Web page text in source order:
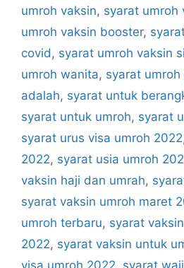
umroh vaksin, syarat umroh
umroh vaksin booster,
covid , syarat umroh vaksin
umroh wanita, syarat
adalah, syarat untuk
syarat untuk umroh, syarat
syarat urus visa umroh 2022
2022, syarat usia umroh
vaksin haji dan umrah,
syarat vaksin umroh maret
umroh terbaru, syarat
2022, syarat vaksin untuk
visa umroh 2022, syarat